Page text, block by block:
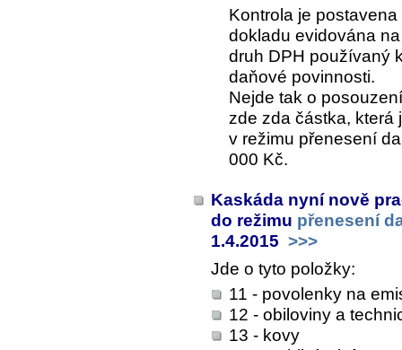
Kontrola je
dokladu evidována
druh DPH používaný
daňové povinnosti.
Nejde tak o
zde zda částka, která
v režimu přenesení
000 Kč.
Kaskáda nyní nově
do režimu přenesení
1.4.2015 >>>
Jde o tyto položky:
11 - povolenky na
12 - obiloviny a
13 - kovy